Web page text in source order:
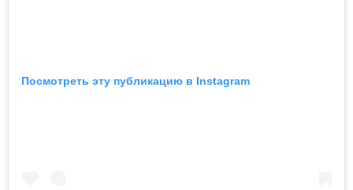
Посмотреть эту публикацию в Instagram